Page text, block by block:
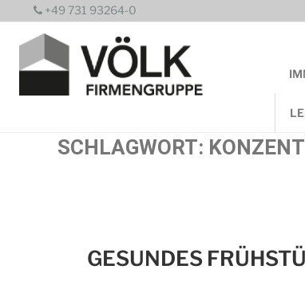
Inhalt
springen
+49 731 93264-0
SCHLAGWORT:
GESUNDES